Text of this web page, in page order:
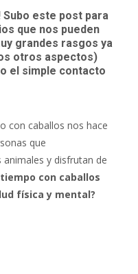
Subo este post para
que nos pueden
grandes rasgos ya
otros aspectos)
el simple contacto
con caballos nos hace
que
y disfrutan de
con caballos
física y mental?